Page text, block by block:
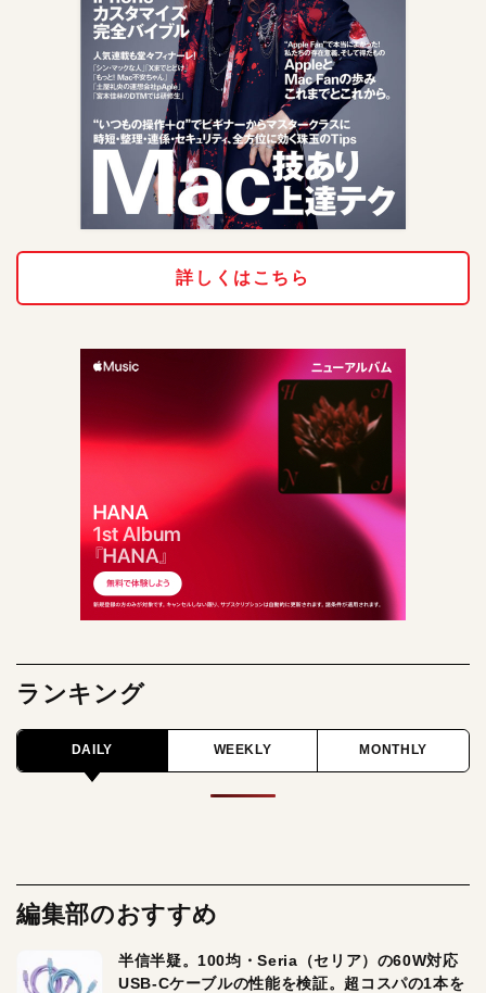
詳しくはこちら
ランキング
DAILY WEEKLY MONTHLY
編集部のおすすめ
半信半疑。100均・Seria（セリア）の60W対応
USB-Cケーブルの性能を検証。超コスパの1本を